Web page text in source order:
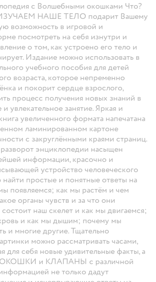
с Волшебными окошками Что?
ИЗУЧАЕМ НАШЕ ТЕЛО подарит Вашему
возможность в игровой и
посмотреть на себя изнутри и
о том, как устроено его тело и
Издание можно использовать в
учебного пособия для детей
возраста, которое непременно
и покорит сердце взрослого,
процесс получения новых знаний в
увлекательное занятие. Яркая и
увеличенного формата напечатана
ламинированном картоне
с закруглёнными краями страниц.
энциклопедии насыщен
информации, красочно и
устройство человеческого
найти простые и понятные ответы на
появляемся; как мы растём и чем
органы чувств и за что они
наш скелет и как мы двигаемся;
и как мы дышим; почему мы
и многие другие. Тщательно
можно рассматривать часами,
для себя новые удивительные факты, а
ОКОШКИ и КЛАПАНЫ с различной
не только дадут